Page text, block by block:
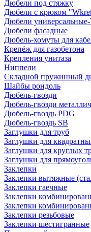
Дюбели под стяжку
Дюбели с крюком
Дюбели
Дюбели фасадные
Дюбель-хомуты для
Крепёж для газобетона
Крепления унитаза
Ниппели
Складной пружинный
Шайбы рондоль
Дюбель-гвозди
Дюбель-гвозди
Дюбель-гвоздь PDG
Дюбель-гвоздь SB
Заглушки для труб
Заглушки для
Заглушки для круглых
Заглушки для
Заклепки
Заклепки вытяжные
Заклепки гаечные
Заклепки
Заклепки
Заклепки резьбовые
Заклепки шестигранные